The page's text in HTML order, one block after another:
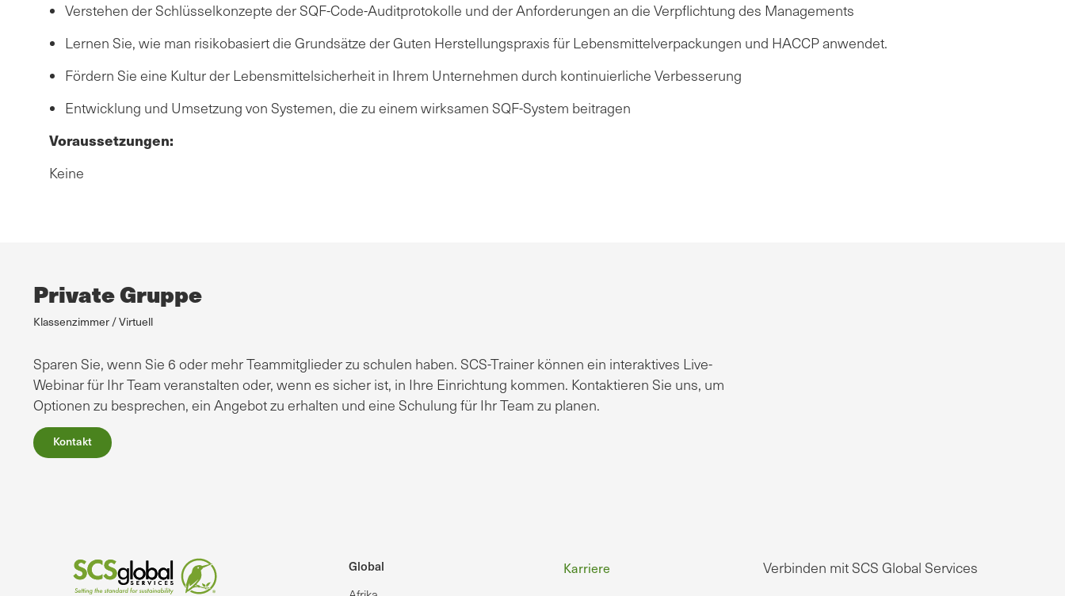
Verstehen der Schlüsselkonzepte der SQF-Code-Auditprotokolle und der Anforderungen an die Verpflichtung des Managements
Lernen Sie, wie man risikobasiert die Grundsätze der Guten Herstellungspraxis für Lebensmittelverpackungen und HACCP anwendet.
Fördern Sie eine Kultur der Lebensmittelsicherheit in Ihrem Unternehmen durch kontinuierliche Verbesserung
Entwicklung und Umsetzung von Systemen, die zu einem wirksamen SQF-System beitragen
Voraussetzungen:
Keine
Private Gruppe
Klassenzimmer / Virtuell
Sparen Sie, wenn Sie 6 oder mehr Teammitglieder zu schulen haben. SCS-Trainer können ein interaktives Live-
Webinar für Ihr Team veranstalten oder, wenn es sicher ist, in Ihre Einrichtung kommen. Kontaktieren Sie uns, um
Optionen zu besprechen, ein Angebot zu erhalten und eine Schulung für Ihr Team zu planen.
Kontakt
Global Fußzeile
Karriere
Verbinden mit SCS Global Services